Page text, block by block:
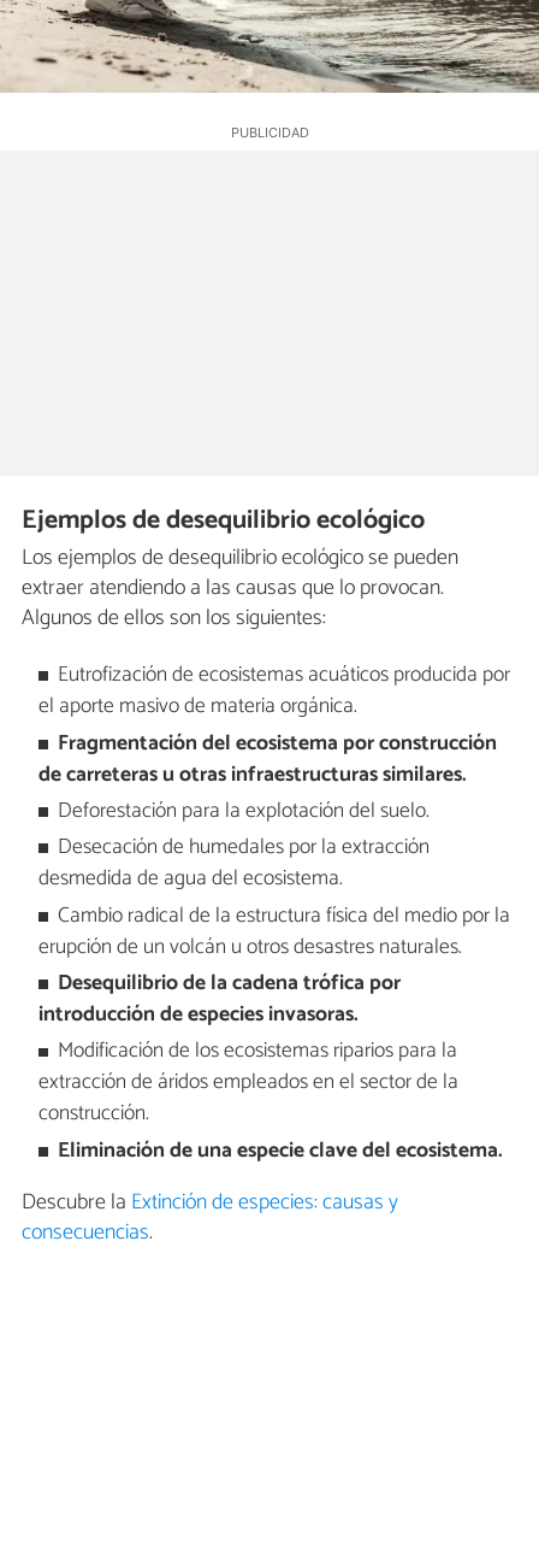
Ejemplos de desequilibrio ecológico
Los ejemplos de desequilibrio ecológico se pueden
extraer atendiendo a las causas que lo provocan.
Algunos de ellos son los siguientes:
Eutrofización de ecosistemas acuáticos producida por
el aporte masivo de materia orgánica.
Fragmentación del ecosistema por construcción
de carreteras u otras infraestructuras similares.
Deforestación para la explotación del suelo.
Desecación de humedales por la extracción
desmedida de agua del ecosistema.
Cambio radical de la estructura física del medio por la
erupción de un volcán u otros desastres naturales.
Desequilibrio de la cadena trófica por
introducción de especies invasoras.
Modificación de los ecosistemas riparios para la
extracción de áridos empleados en el sector de la
construcción.
Eliminación de una especie clave del ecosistema.
Descubre la Extinción de especies: causas y
consecuencias.